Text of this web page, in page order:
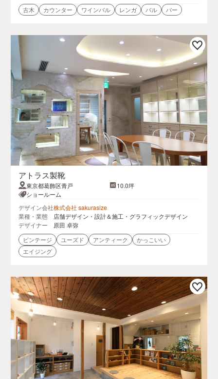
古木 カウンター ワインバル レンガ バル バー
アトラス製靴
東京都葛飾区青戸
10.0坪
ショールーム
デザイン会社株式会社 sakurasize
業種・業態
店舗デザイン・設計＆施工・グラフィックデザイン
デザイナー
原田 卓弥
ビンテージ
ユーズド アンティーク
かっこいい
エイジング